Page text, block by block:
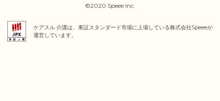
©2020 Speee Inc.
ケアスル 介護は、東証スタンダード市場に上場している株式会社Speeeが
運営しています。